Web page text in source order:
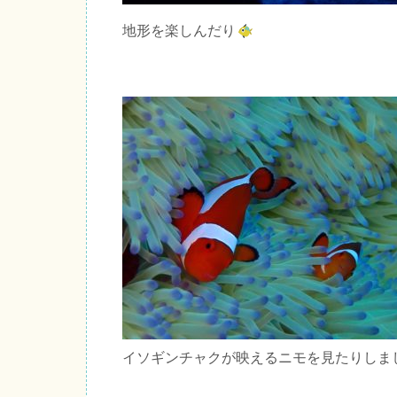
地形を楽しんだり
イソギンチャクが映えるニモを見たりしま